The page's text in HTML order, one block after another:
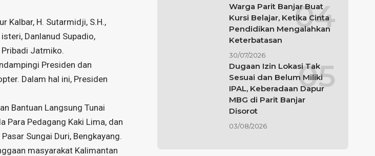
Kalbar, H. Sutarmidji, S.H.,
Danlanud Supadio,
Jatmiko.
Presiden dan
Dalam hal ini, Presiden
Bantuan Langsung Tunai
Para Pedagang Kaki Lima, dan
Sungai Duri, Bengkayang.
masyarakat Kalimantan
Warga Parit Banjar Buat
Kursi Belajar, Ketika Cinta
Pendidikan Mengalahkan
Keterbatasan
30/07/2026
Dugaan Izin Lokasi Tak
Sesuai dan Belum Miliki
IPAL, Keberadaan Dapur
MBG di Parit Banjar
Disorot
03/08/2026